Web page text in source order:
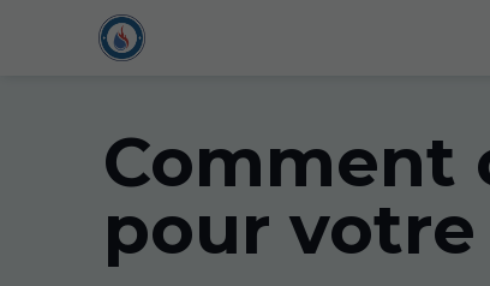
Comment
pour